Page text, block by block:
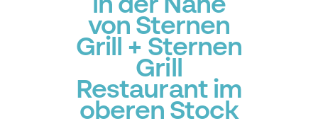
in der Nähe
von Sternen
Grill + Sternen
Grill
Restaurant im
oberen Stock